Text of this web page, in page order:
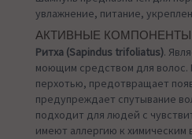
увлажнение, питание,
АКТИВНЫЕ КОМПОНЕНТЫ
Ритха (Sapindus trifoliatus).
моющим средством для волос.
перхотью, предотвращает
предупреждает спутывание
подходит для людей с
имеют аллергию к химическим